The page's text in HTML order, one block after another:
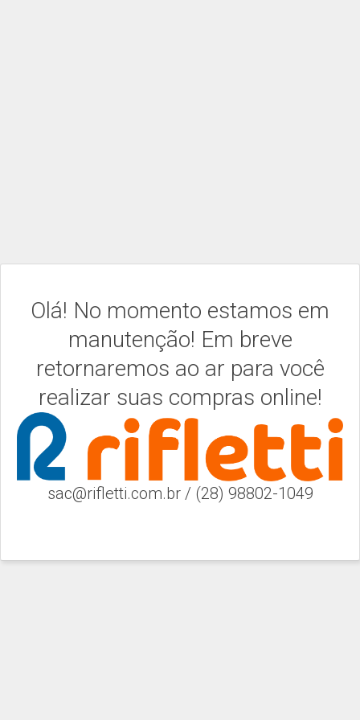
Olá! No momento estamos em
manutenção! Em breve
retornaremos ao ar para você
realizar suas compras online!
sac@rifletti.com.br / (28) 98802-1049